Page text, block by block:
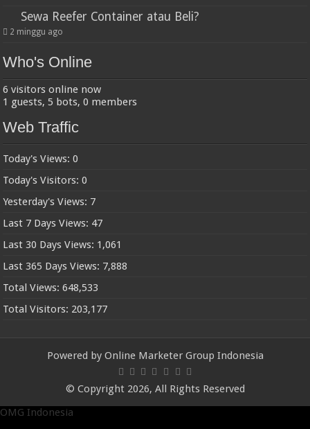
Sewa Reefer Container atau Beli?
2 minggu ago
Who's Online
6 visitors online now
1 guests, 5 bots, 0 members
Web Traffic
Today's Views:0
Today's Visitors:0
Yesterday's Views: 7
Last 7 Days Views: 47
Last 30 Days Views: 1,061
Last 365 Days Views: 7,888
Total Views:648,533
Total Visitors: 203,177
Powered by Online Marketer Group Indonesia
© Copyright 2026, All Rights Reserved
OMG Indonesia